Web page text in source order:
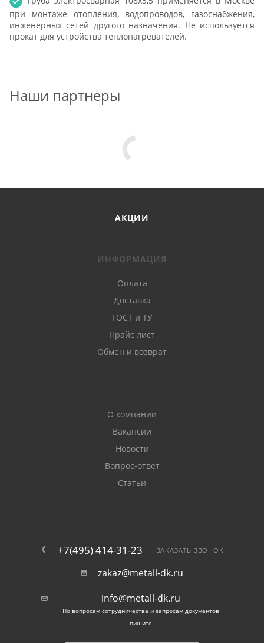
при монтаже отопления, водопроводов, газоснабжения,
инженерных сетей другого назначения. Не используется
прокат для устройства теплонагревателей.
Наши партнеры
АКЦИИ
ИНФОРМАЦИЯ
Оплата
Доставка
ГОСТ и ТУ
Прайс лист
Обмен и возврат
О компании
Вакансии
Новости
Вопрос-ответ
Статьи
+7(495) 414-31-23 ЗАКАЗАТЬ ЗВОНОК
zakaz@metall-dk.ru
info@metall-dk.ru
По вопросам сотрудничества и запросам документов
пишите